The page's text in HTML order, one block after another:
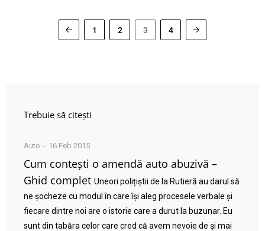
1 2 3 4
Trebuie să citești
Auto 16 Feb 2015
Cum contești o amendă auto abuzivă –
Ghid complet Uneori polițiștii de la Rutieră au darul să
ne șocheze cu modul în care își aleg procesele verbale și
fiecare dintre noi are o istorie care a durut la buzunar. Eu
sunt din tabăra celor care cred că avem nevoie de și mai